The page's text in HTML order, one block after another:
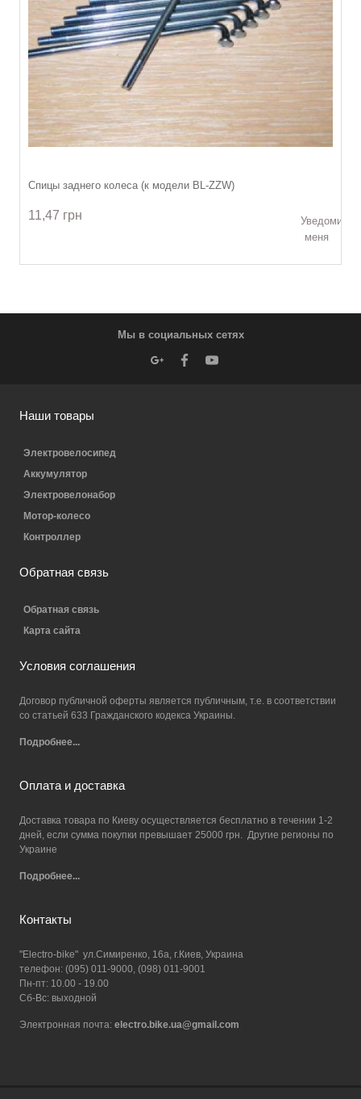
Спицы заднего колеса (к модели BL-ZZW)
11,47 грн
Уведомить
меня
Мы в социальных сетях
Наши товары
Электровелосипед
Аккумулятор
Электровелонабор
Мотор-колесо
Контроллер
Обратная связь
Обратная связь
Карта сайта
Условия соглашения
Договор публичной оферты является публичным, т.е. в соответствии
со статьей 633 Гражданского кодекса Украины.
Подробнее...
Оплата и доставка
Доставка товара по Киеву осуществляется бесплатно в течении 1-2
дней, если сумма покупки превышает 25000 грн. Другие регионы по
Украине
Подробнее...
Контакты
"Electro-bike" ул.Симиренко, 16а, г.Киев, Украина
телефон: (095) 011-9000, (098) 011-9001
Пн-пт: 10.00 - 19.00
Сб-Вс: выходной
Электронная почта: electro.bike.ua@gmail.com